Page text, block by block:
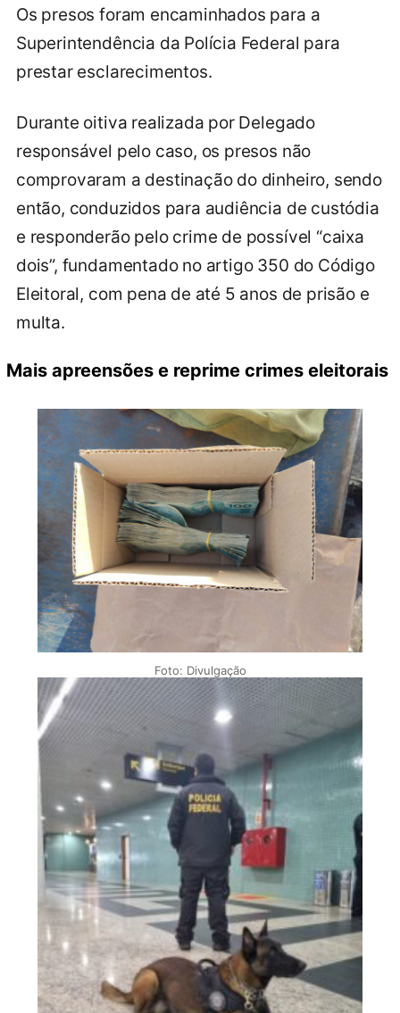
Os presos foram encaminhados para a
Superintendência da Polícia Federal para
prestar esclarecimentos.
Durante oitiva realizada por Delegado
responsável pelo caso, os presos não
comprovaram a destinação do dinheiro, sendo
então, conduzidos para audiência de custódia
e responderão pelo crime de possível “caixa
dois”, fundamentado no artigo 350 do Código
Eleitoral, com pena de até 5 anos de prisão e
multa.
Mais apreensões e reprime crimes eleitorais
Foto: Divulgação